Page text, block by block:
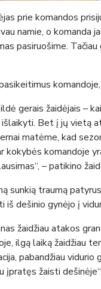
prie komandos
namie, o komanda
pasiruošime.
gerais žaidėjais –
Bet į jų vietą
matėme, kad
kokybės komandoje
– patikino
sunkią traumą
iš dešinio gynėjo į
žaidžiau atakos
ilgą laiką žaidžiau
pabandžiau vidurio
įpratęs žaisti